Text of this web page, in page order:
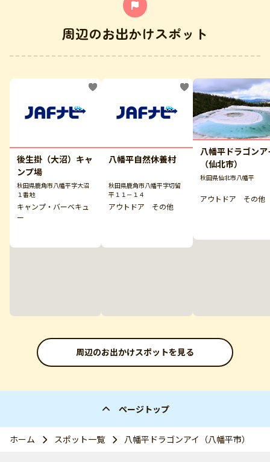
周辺のお出かけスポット
後生掛（大沼）キャ
ンプ場
秋田県鹿角市八幡平字大沼
１番地
キャンプ・バーベキュ
ー
八幡平自然休養村
秋田県鹿角市八幡平字切留
平１１－１４
アウトドア その他
八幡平ドラゴンア
（仙北市）
秋田県仙北市八幡平
アウトドア その他
周辺のお出かけスポットを見る
ページトップ
ホーム スポット一覧 八幡平ドラゴンアイ（八幡平市）